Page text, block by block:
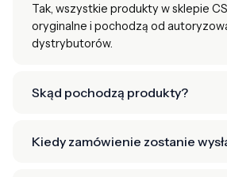
Tak, wszystkie produkty w sklepie
oryginalne i pochodzą od
dystrybutorów.
Skąd pochodzą produkty?
Kiedy zamówienie zostanie